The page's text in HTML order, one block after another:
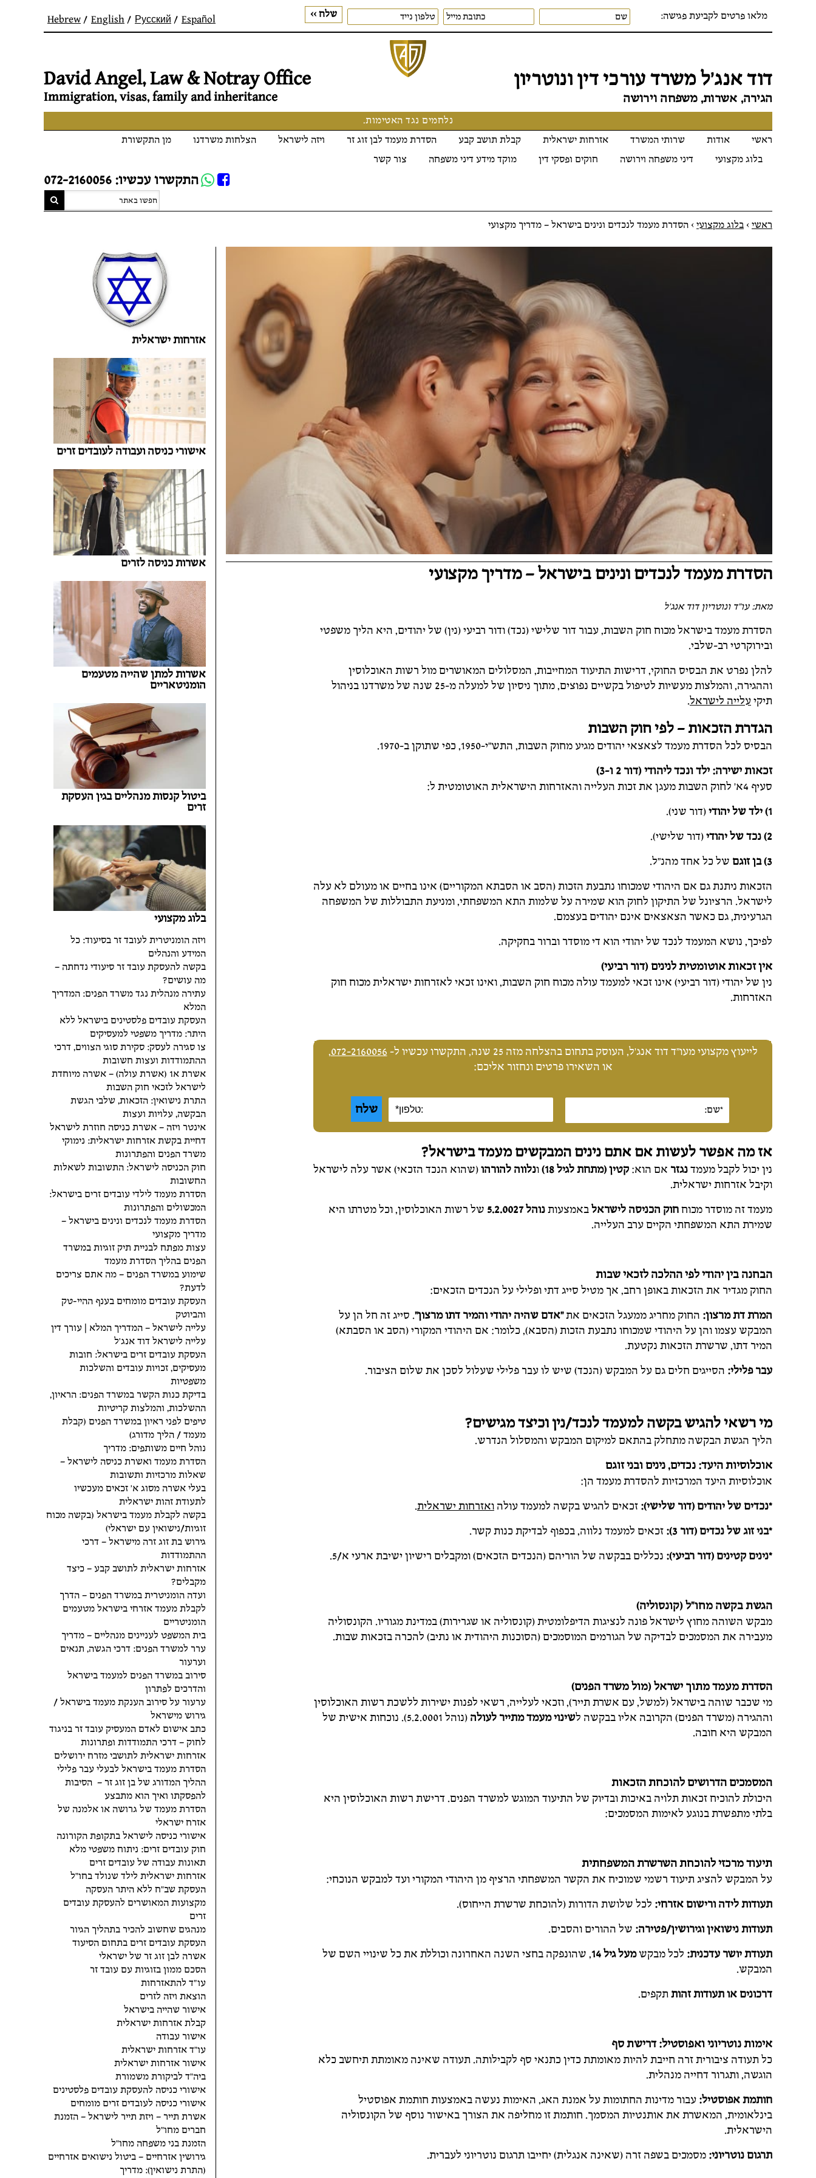
מלאו פרטים לקביעת פגישה: Hebrew English Русский Español
דוד אנג׳ל משרד עורכי דין ונוטריון
הגירה, אשרות, משפחה וירושה
David Angel, Law & Notray Office
Immigration, visas, family and inheritance
נלחמים נגד האטימות.
ראשי
אודות שרותי המשרד אזרחות ישראלית קבלת תושב קבע הסדרת מעמד לבן זוג זר ויזה לישראל הצלחות משרדנו
מן התקשורת
בלוג מקצועי
דיני משפחה וירושה חוקים ופסקי דין מוקד מידע דיני משפחה צור קשר
התקשרו עכשיו: 072-2160056
Whatsapp FB
ראשי > בלוג מקצועי > הסדרת מעמד לנכדים ונינים בישראל – מדריך מקצועי
הסדרת מעמד לנכדים ונינים בישראל – מדריך מקצועי
מאת: עו"ד ונוטריון דוד אנג'ל
הסדרת מעמד בישראל מכוח חוק השבות, עבור דור שלישי (נכד) ודור רביעי (נין) של יהודים, היא הליך משפטי
ובירוקרטי רב-שלבי.
להלן נפרט את הבסיס החוקי, דרישות התיעוד המחייבות, המסלולים המאושרים מול רשות האוכלוסין
וההגירה, והמלצות מעשיות לטיפול בקשיים נפוצים, מתוך ניסיון של למעלה מ-25 שנה של משרדנו בניהול
תיקיעלייה לישראל.
הגדרת הזכאות – לפי חוק השבות
הבסיס לכל הסדרת מעמד לצאצאי יהודים מגיע מחוק השבות, התש"י-1950, כפי שתוקן ב-1970.
זכאות ישירה: ילד ונכד ליהודי (דור 2 ו-3)
סעיף 4א' לחוק השבות מעגן את זכות העלייה והאזרחות הישראלית האוטומטית ל:
1) ילד של יהודי(דור שני).
2) נכד של יהודי(דור שלישי).
3) בן זוגם של כל אחד מהנ"ל.
הזכאות ניתנת גם אם היהודי שמכוחו נתבעת הזכות (הסב או הסבתא המקוריים) אינו בחיים או מעולם לא עלה
לישראל. הרציונל של התיקון לחוק הוא שמירה על שלמות התא המשפחתי, ומניעת התבוללות של המשפחה
הגרעינית, גם כאשר הצאצאים אינם יהודים בעצמם.
לפיכך, נושא המעמד לנכד של יהודי הוא די מוסדר וברור בחקיקה.
אין זכאות אוטומטית לנינים (דור רביעי)
נין של יהודי (דור רביעי) אינו זכאי למעמד עולה מכוח חוק השבות, ואינו זכאי לאזרחות ישראלית מכוח חוק
האזרחות.
לייעוץ מקצועי מעו"ד דוד אנג'ל, העוסק בתחום בהצלחה מזה 25 שנה, התקשרו עכשיו ל- 072-2160056
,
או השאירו פרטים ונחזור אליכם:
אז מה אפשר לעשות אם אתם נינים המבקשים מעמד בישראל?
נין יכול לקבל מעמדנגזר אם הוא: קטין (מתחת לגיל 18) ונלווה להורהו(שהוא הנכד הזכאי) אשר עלה לישראל
וקיבל אזרחות ישראלית.
מעמד זה מוסדר מכוחחוק הכניסה לישראלבאמצעותנוהל 5.2.0027
של רשות האוכלוסין, וכל מטרתו היא
שמירת התא המשפחתי הקיים ערב העלייה.
הבחנה בין יהודי לפי ההלכה לזכאי שבות
החוק מגדיר את הזכאות באופן רחב, אך מטיל סייג דתי ופלילי על הנכדים הזכאים:
המרת דת מרצון: החוק מחריג ממעגל הזכאים את"אדם שהיה יהודי והמיר דתו מרצון". סייג זה חל הן על
המבקש עצמו והן על היהודי שמכוחו נתבעת הזכות (הסבא), כלומר: אם היהודי המקורי (הסב או הסבתא)
המיר דתו, שרשרת הזכאות נקטעת.
עבר פלילי: הסייגים חלים גם על המבקש (הנכד) שיש לו עבר פלילי שעלול לסכן את שלום הציבור.
מי רשאי להגיש בקשה למעמד לנכד/נין וכיצד מגישים?
הליך הגשת הבקשה מתחלק בהתאם למיקום המבקש והמסלול הנדרש.
אוכלוסיות היעד: נכדים, נינים ובני זוגם
אוכלוסיות היעד המרכזיות להסדרת מעמד הן:
*נכדים של יהודים (דור שלישי): זכאים להגיש בקשה למעמד עולה ואזרחות ישראלית.
*בני זוג של נכדים (דור 3):
זכאים למעמד נלווה, בכפוף לבדיקת כנות קשר.
*נינים קטינים (דור רביעי): נכללים בבקשה של הוריהם (הנכדים הזכאים) ומקבלים רישיון ישיבת ארעי א/5.
הגשת בקשה מחו"ל (קונסוליה)
מבקש השוהה מחוץ לישראל פונה לנציגות הדיפלומטית (קונסוליה או שגרירות) במדינת מגוריו. הקונסוליה
מעבירה את המסמכים לבדיקה של הגורמים המוסמכים (הסוכנות היהודית או נתיב) להכרה בזכאות שבות.
הסדרת מעמד מתוך ישראל (מול משרד הפנים)
מי שכבר שוהה בישראל (למשל, עם אשרת תייר), וזכאי לעלייה, רשאי לפנות ישירות ללשכת רשות האוכלוסין
וההגירה (משרד הפנים) הקרובה אליו בבקשה לשינוי מעמד מתייר לעולה
(נוהל 5.2.0001). נוכחות אישית של
המבקש היא חובה.
המסמכים הדרושים להוכחת הזכאות
היכולת להוכיח זכאות תלויה באיכות ובדיוק של התיעוד המוגש למשרד הפנים. דרישת רשות האוכלוסין היא
בלתי מתפשרת בנוגע לאימות המסמכים:
תיעוד מרכזי להוכחת השרשרת המשפחתית
על המבקש להציג תיעוד רשמי שמוכיח את הקשר המשפחתי הרציף מן היהודי המקורי ועד למבקש הנוכחי:
תעודות לידה ורישום אזרחי: לכל שלושת הדורות (להוכחת שרשרת הייחוס).
תעודות נישואין וגירושין/פטירה: של ההורים והסבים.
תעודת יושר עדכנית: לכל מבקשמעל גיל 14
, שהונפקה בחצי השנה האחרונה וכוללת את כל שינויי השם של
המבקש.
דרכונים או תעודות זהותתקפים.
אימות נוטריוני ואפוסטיל: דרישת סף
כל תעודה ציבורית זרה חייבת להיות מאומתת כדין כתנאי סף לקבילותה. תעודה שאינה מאומתת תיחשב כלא
הוגשה, ותגרור דחייה מנהלית.
חותמת אפוסטיל: עבור מדינות החתומות על אמנת האג, האימות נעשה באמצעות חותמת אפוסטיל
בינלאומית, המאשרת את אותנטיות המסמך. חותמת זו מחליפה את הצורך באישור נוסף של הקונסוליה
הישראלית.
תרגום נוטריוני: מסמכים בשפה זרה (שאינה אנגלית) יחייבו תרגום נוטריוני לעברית.
אזרחות ישראלית
אישורי כניסה ועבודה לעובדים זרים
אשרות כניסה לזרים
אשרות למתן שהייה מטעמים
הומניטאריים
ביטול קנסות מנהליים בגין העסקת
זרים
בלוג מקצועי
ויזה הומניטרית לעובד זר בסיעוד: כל
המידע והנהלים
בקשה להעסקת עובד זר סיעודי נדחתה –
מה עושים?
עתירה מנהלית נגד משרד הפנים: המדריך
המלא
העסקת עובדים פלסטינים בישראל ללא
היתר: מדריך משפטי למעסיקים
צו סגירה לעסק: סקירת סוגי הצווים, דרכי
ההתמודדות ועצות חשובות
אשרת א1 (אשרת עולה) – אשרה מיוחדת
לישראל לזכאי חוק השבות
התרת נישואין: הזכאות, שלבי הגשת
הבקשה, עלויות ועצות
אינטר ויזה – אשרת כניסה חוזרת לישראל
דחיית בקשת אזרחות ישראלית: נימוקי
משרד הפנים והפתרונות
חוק הכניסה לישראל: התשובות לשאלות
החשובות
הסדרת מעמד לילדי עובדים זרים בישראל:
המכשולים והפתרונות
הסדרת מעמד לנכדים ונינים בישראל –
מדריך מקצועי
עצות מפתח לבניית תיק זוגיות במשרד
הפנים בהליך הסדרת מעמד
שימוע במשרד הפנים – מה אתם צריכים
לדעת?
העסקת עובדים מומחים בענף ההיי-טק
והביוטק
עלייה לישראל – המדריך המלא | עורך דין
עלייה לישראל דוד אנג'ל
העסקת עובדים זרים בישראל: חובות
מעסיקים, זכויות עובדים והשלכות
משפטיות
בדיקת כנות הקשר במשרד הפנים: הראיון,
ההשלכות, והמלצות קריטיות
טיפים לפני ראיון במשרד הפנים (קבלת
מעמד / הליך מדורג)
נוהל חיים משותפים: מדריך
הסדרת מעמד ואשרת כניסה לישראל –
שאלות מרכזיות ותשובות
בעלי אשרה מסוג א' זכאים מעכשיו
לתעודת זהות ישראלית
בקשה לקבלת מעמד בישראל (בקשה מכוח
זוגיות/נישואין עם ישראלי)
גירוש בת זוג זרה מישראל – דרכי
ההתמודדות
אזרחות ישראלית לתושב קבע – כיצד
מקבלים?
ועדה הומניטרית במשרד הפנים – הדרך
לקבלת מעמד אזרחי בישראל מטעמים
הומניטריים
בית המשפט לעניינים מנהליים – מדריך
ערר למשרד הפנים: דרכי הגשה, תנאים
וערעור
סירוב במשרד הפנים למעמד בישראל
והדרכים לפתרון
ערעור על סירוב הענקת מעמד בישראל /
גירוש מישראל
כתב אישום לאדם המעסיק עובד זר בניגוד
לחוק – דרכי התמודדות ופתרונות
אזרחות ישראלית לתושבי מזרח ירושלים
הסדרת מעמד בישראל לבעלי עבר פלילי
ההליך המדורג של בן זוג זר – הסיבות
להפסקתו ואיך הוא מתבצע
הסדרת מעמד של גרושה או אלמנה של
אזרח ישראלי
אישורי כניסה לישראל בתקופת הקורונה
חוק עובדים זרים: ניתוח משפטי מלא
תאונות עבודה של עובדים זרים
אזרחות ישראלית לילד שנולד בחו"ל
העסקת שב"ח ללא היתר העסקה
מקצועות המאושרים להעסקת עובדים
זרים
מנהגים שחשוב להכיר בתהליך הגיור
העסקת עובדים זרים בתחום הסיעוד
אשרה לבן זוג זר של ישראלי
הסכם ממון בזוגיות עם עובד זר
עו״ד להתאזרחות
הוצאת ויזה לזרים
אישור שהייה בישראל
קבלת אזרחות ישראלית
אישור עבודה
עו"ד אזרחות ישראלית
אישור אזרחות ישראלית
ביה"ד לביקורת משמורת
אישורי כניסה להעסקת עובדים פלסטינים
אישורי כניסה לעובדים זרים מומחים
אשרת תייר – ויזת תייר לישראל – הזמנת
חברים מחו"ל
הזמנת בני משפחה מחו"ל
גירושין אזרחיים – ביטול נישואים אזרחיים
(התרת נישואין): מדריך